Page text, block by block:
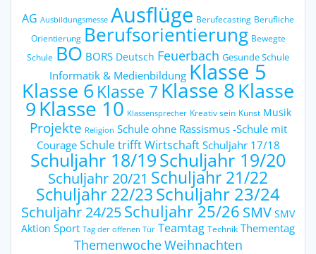
AG Ausbildungsmesse Ausflüge Berufecasting Berufliche
Orientierung Berufsorientierung Bewegte
Schule BO BORS Deutsch Feuerbach Gesunde Schule
Informatik & Medienbildung Klasse 5
Klasse 6Klasse 7 Klasse 8Klasse
9Klasse 10 Klassensprecher Kreativ sein Kunst Musik
Projekte Religion Schule ohne Rassismus -Schule mit
Courage Schule trifft Wirtschaft Schuljahr 17/18
Schuljahr 18/19Schuljahr 19/20
Schuljahr 20/21 Schuljahr 21/22
Schuljahr 22/23Schuljahr 23/24
Schuljahr 24/25Schuljahr 25/26 SMV SMV
Aktion Sport Tag der offenen Tür Teamtag Technik Thementag
ThemenwocheWeihnachten